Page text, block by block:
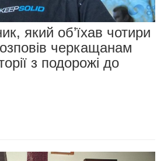
який об’їхав чотири
черкащанам
з подорожі до